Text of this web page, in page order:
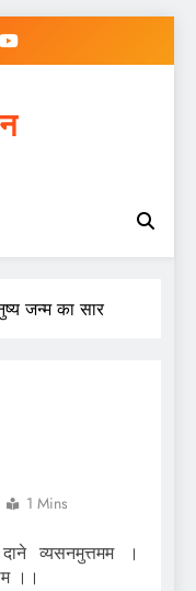
जन्म का सार
1 Mins
व्यसनमुत्तमम ।
।।